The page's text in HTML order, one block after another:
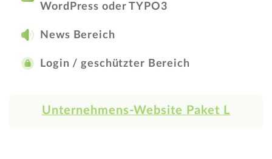
WordPress oder TYPO3
News Bereich
Login / geschützter Bereich
Unternehmens-Website Paket L